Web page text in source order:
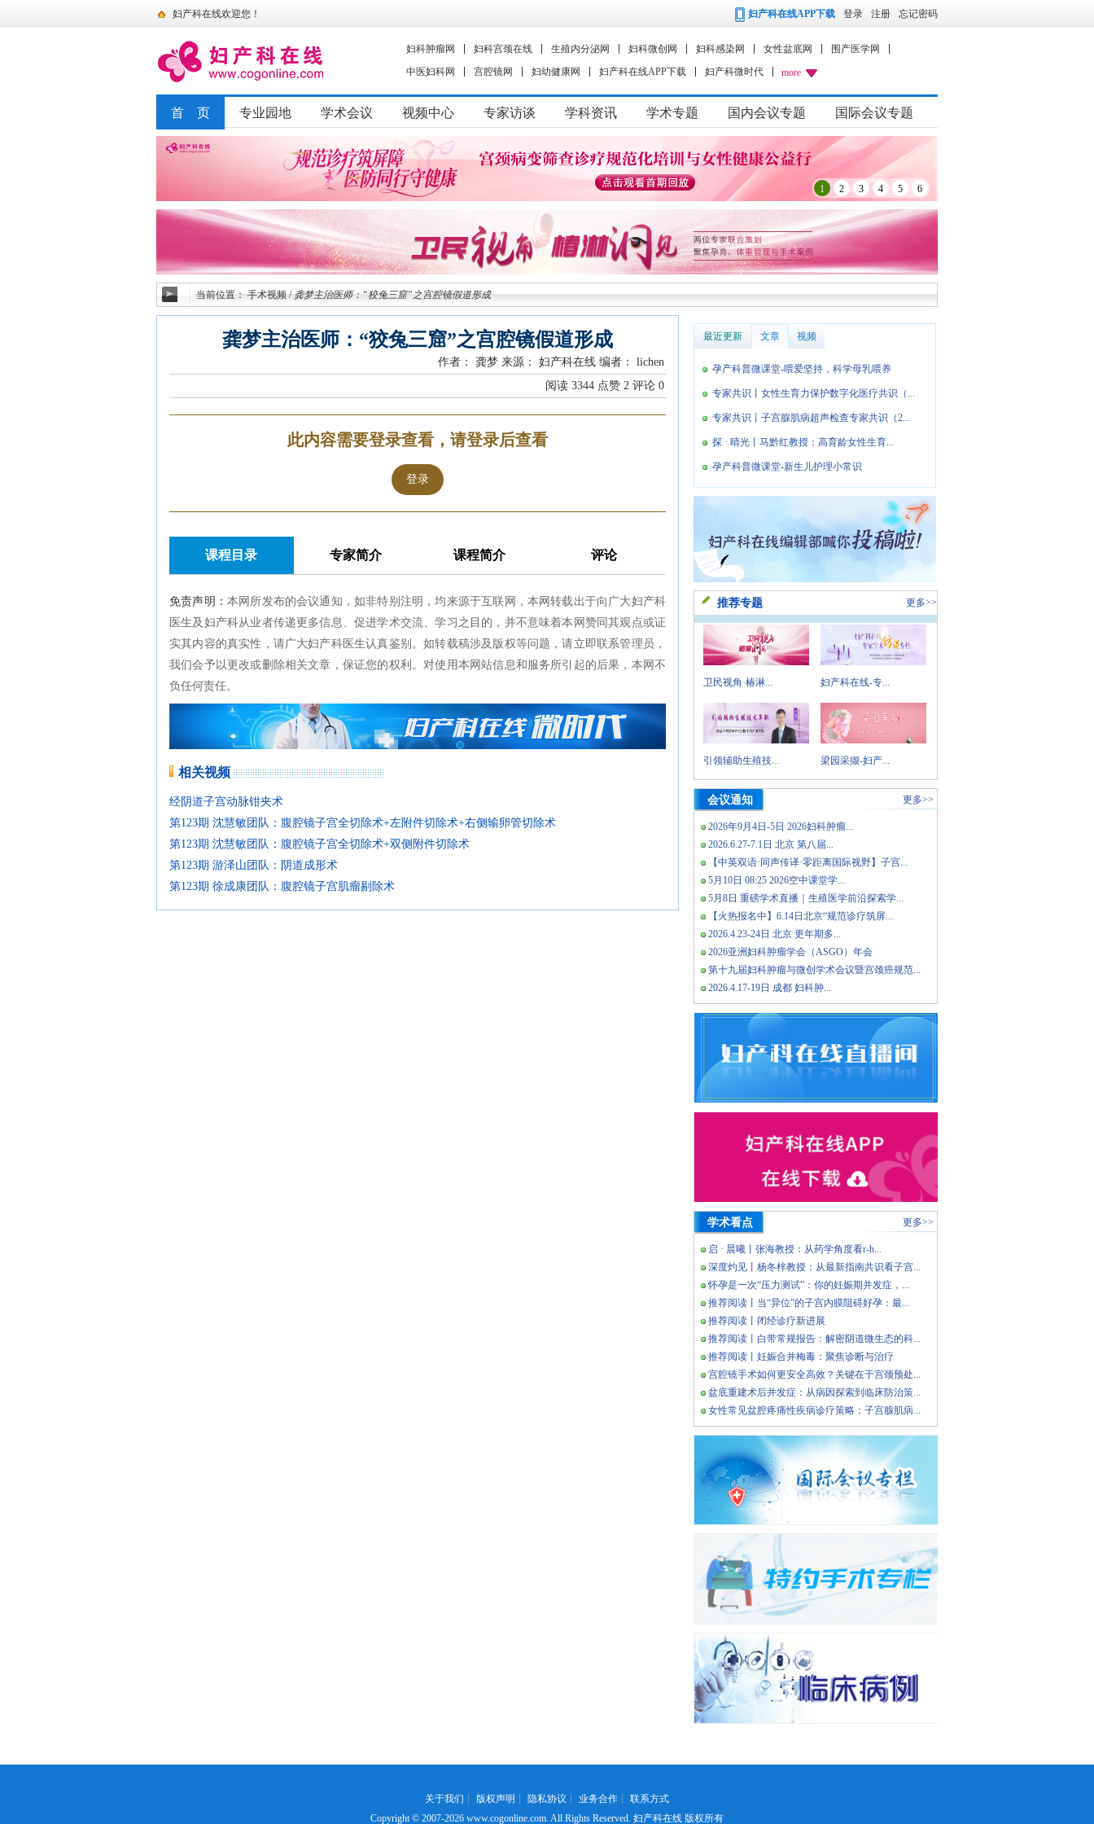
妇产科在线欢迎您！ 妇产科在线APP下载 登录 注册 忘记密码
妇科肿瘤网 妇科宫颈在线 生殖内分泌网 妇科微创网 妇科感染网 女性盆底网
围产医学网
中医妇科网
宫腔镜网 妇幼健康网 妇产科在线APP下载 妇产科微时代 more
首 页 专业园地 学术会议 视频中心 专家访谈 学科资讯 学术专题 国内会议专题 国际会议专题
1 2 3 4 5 6
当前位置：手术视频 / 龚梦主治医师：“狡兔三窟”之宫腔镜假道形成
龚梦主治医师：“狡兔三窟”之宫腔镜假道形成
作者： 龚梦 来源： 妇产科在线 编者： lichen
阅读 3344 点赞 2 评论 0
此内容需要登录查看，请登录后查看
登录
课程目录 专家简介 课程简介 评论
免责声明： 本网所发布的会议通知，如非特别注明，均来源于互联网，本网转载出于向广大妇产科
医生及妇产科从业者传递更多信息、促进学术交流、学习之目的，并不意味着本网赞同其观点或证
实其内容的真实性，请广大妇产科医生认真鉴别。如转载稿涉及版权等问题，请立即联系管理员，
我们会予以更改或删除相关文章，保证您的权利。对使用本网站信息和服务所引起的后果，本网不
负任何责任。
相关视频
经阴道子宫动脉钳夹术
第123期 沈慧敏团队：腹腔镜子宫全切除术+左附件切除术+右侧输卵管切除术
第123期 沈慧敏团队：腹腔镜子宫全切除术+双侧附件切除术
第123期 游泽山团队：阴道成形术
第123期 徐成康团队：腹腔镜子宫肌瘤剔除术
最近更新 文章 视频
孕产科普微课堂-喂爱坚持，科学母乳喂养
专家共识丨女性生育力保护数字化医疗共识（...
专家共识丨子宫腺肌病超声检查专家共识（2...
探 · 晴光丨马黔红教授：高育龄女性生育...
孕产科普微课堂-新生儿护理小常识
推荐专题 更多>>
卫民视角·椿淋... 妇产科在线-专...
引领辅助生殖技... 梁园采撷-妇产...
会议通知 更多>>
2026年9月4日-5日 2026妇科肿瘤...
2026.6.27-7.1日 北京 第八届...
【中英双语·同声传译·零距离国际视野】子宫...
5月10日 08:25 2026空中课堂学...
5月8日 重磅学术直播｜生殖医学前沿探索学...
【火热报名中】6.14日北京“规范诊疗筑屏...
2026.4.23-24日 北京 更年期多...
2026亚洲妇科肿瘤学会（ASGO）年会
第十九届妇科肿瘤与微创学术会议暨宫颈癌规范...
2026.4.17-19日 成都 妇科肿...
学术看点 更多>>
启 · 晨曦丨张海教授：从药学角度看r-h...
深度灼见丨杨冬梓教授：从最新指南共识看子宫...
怀孕是一次“压力测试”：你的妊娠期并发症，...
推荐阅读丨当“异位”的子宫内膜阻碍好孕：最...
推荐阅读丨闭经诊疗新进展
推荐阅读丨白带常规报告：解密阴道微生态的科...
推荐阅读丨妊娠合并梅毒：聚焦诊断与治疗
宫腔镜手术如何更安全高效？关键在于宫颈预处...
盆底重建术后并发症：从病因探索到临床防治策...
女性常见盆腔疼痛性疾病诊疗策略：子宫腺肌病...
关于我们 ┊ 版权声明 ┊ 隐私协议 ┊ 业务合作 ┊ 联系方式
Copyright © 2007-2026 www.cogonline.com. All Rights Reserved. 妇产科在线 版权所有